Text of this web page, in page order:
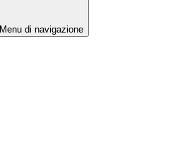
Menu di navigazione